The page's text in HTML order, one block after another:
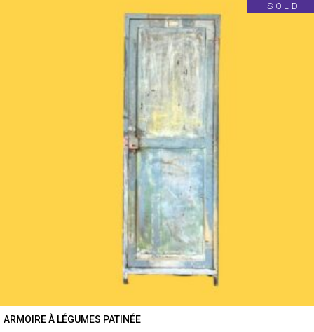
SOLD
ARMOIRE À LÉGUMES PATINÉE